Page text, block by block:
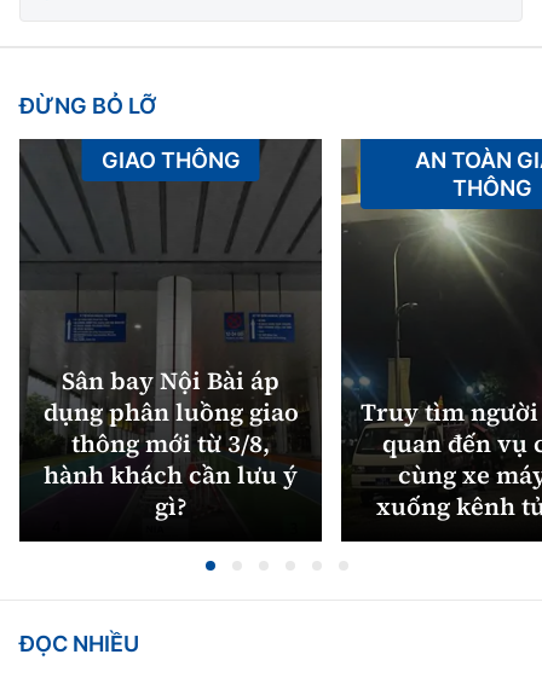
ĐỪNG BỎ LỠ
Sân bay Nội Bài áp
dụng phân luồng giao
thông mới từ 3/8,
hành khách cần lưu ý
gì?
GIAO THÔNG
Truy tìm
quan đến vụ
cùng xe
xuống kênh
AN TOÀN
THÔNG
ĐỌC NHIỀU